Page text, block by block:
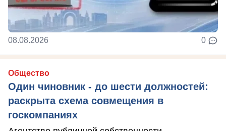
08.08.2026 0
Общество
Один чиновник - до шести должностей:
раскрыта схема совмещения в
госкомпаниях